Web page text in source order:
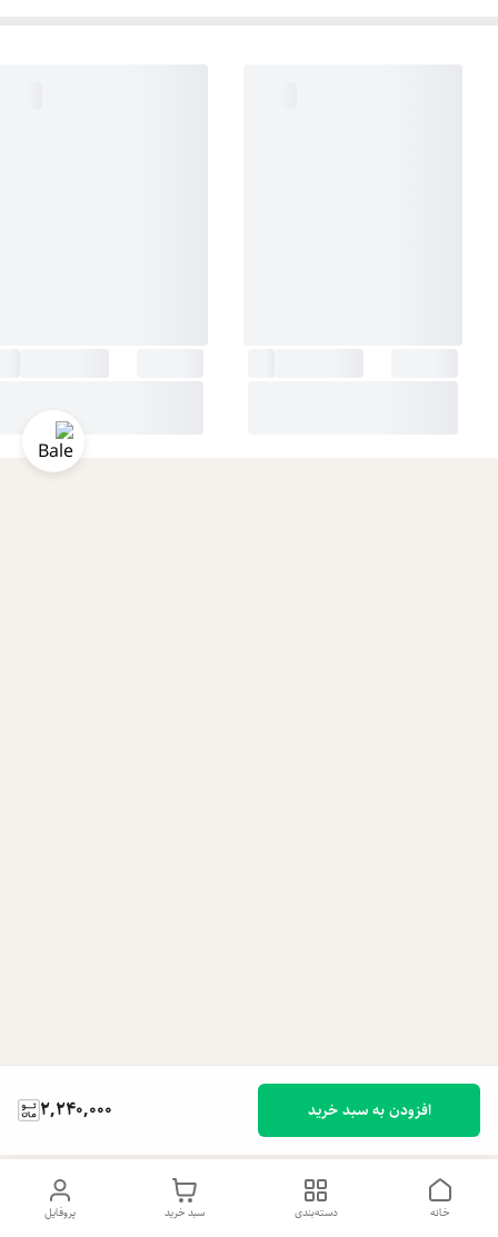
2,240,000 افزودن به سبد خرید
پروفایل سبد خرید دسته‌بندی خانه